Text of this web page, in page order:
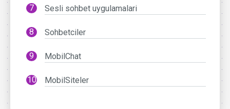
Sesli sohbet uygulamalari
Sohbetciler
MobilChat
MobilSiteler